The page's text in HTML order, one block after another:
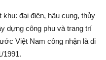
đại điện, hậu cung, thủy
dựng công phu và trang trí
Việt Nam công nhận là di
1991.